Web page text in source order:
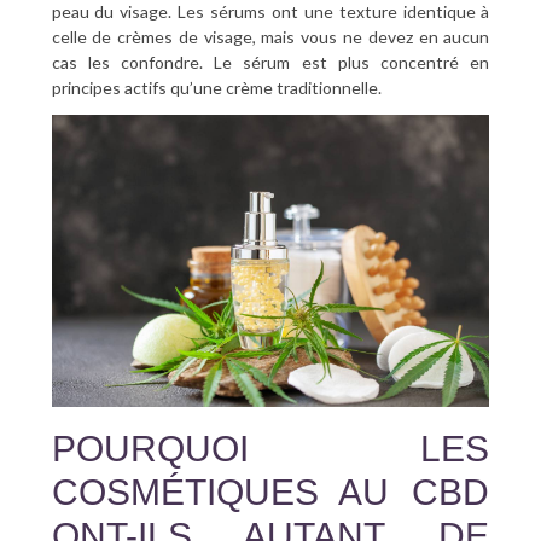
peau du visage. Les sérums ont une texture identique à
celle de crèmes de visage, mais vous ne devez en aucun
cas les confondre. Le sérum est plus concentré en
principes actifs qu’une crème traditionnelle.
POURQUOI LES
COSMÉTIQUES AU CBD